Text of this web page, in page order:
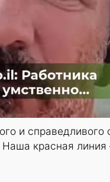
и справедливого
Наша красная